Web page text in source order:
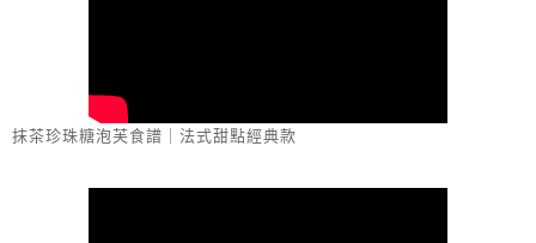
抹茶珍珠糖泡芙食譜｜法式甜點經典款